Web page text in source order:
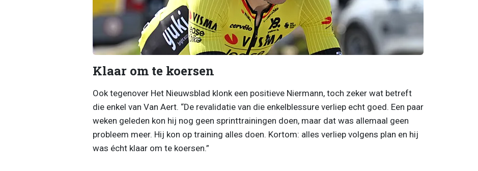
Klaar om te koersen
Ook tegenover Het Nieuwsblad klonk een positieve Niermann, toch zeker wat betreft
die enkel van Van Aert. “De revalidatie van die enkelblessure verliep echt goed. Een paar
weken geleden kon hij nog geen sprinttrainingen doen, maar dat was allemaal geen
probleem meer. Hij kon op training alles doen. Kortom: alles verliep volgens plan en hij
was écht klaar om te koersen.”